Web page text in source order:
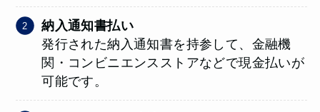
納入通知書払い
発行された納入通知書を持参して、金融機
関・コンビニエンスストアなどで現金払いが
可能です。